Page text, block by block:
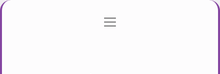
Gizlilik Politikası
menüyü